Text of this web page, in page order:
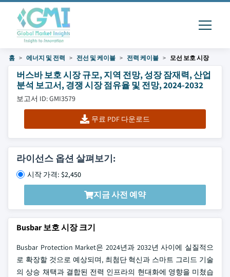
홈 에너지 및 전력 전선 및 케이블 전력 케이블 모선 보호 시장
버스바 보호 시장 규모, 지역 전망, 성장 잠재력, 산업
분석 보고서, 경쟁 시장 점유율 및 전망, 2024-2032
보고서 ID: GMI3579
무료 PDF 다운로드
라이선스 옵션 살펴보기:
시작 가격: $2,450
지금 사전 예약
Busbar 보호 시장 크기
Busbar Protection Market은 2024년과 2032년 사이에 실질적으
로 확장할 것으로 예상되며, 최첨단 혁신과 스마트 그리드 기술
의 상승 채택과 결합된 전력 인프라의 현대화에 영향을 미쳤습